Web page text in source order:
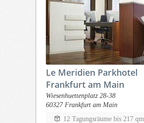
Le Meridien Parkhotel
Frankfurt am Main
Wiesenhuettenplatz 28-38
60327 Frankfurt am Main
12 Tagungsräume bis 217 qm